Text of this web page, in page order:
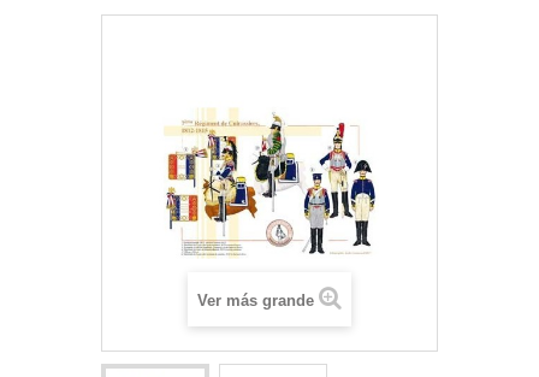
Ver más grande